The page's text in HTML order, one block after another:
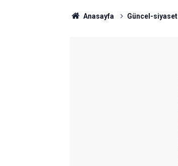
Anasayfa Güncel-siyaset